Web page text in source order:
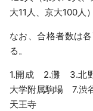
大11人、京大100人
なお、合格者数は
る。
1.開成 2.灘 3.北
大学附属駒場 7.
天王寺